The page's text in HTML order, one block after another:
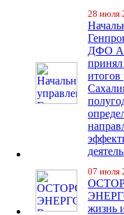
28 июля
ДФО
принял
07 июля
жизнь